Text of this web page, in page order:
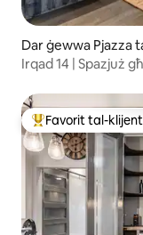
Dar ġewwa Pjazza
Irqad 14 | Spazjuż
Wieħed mill-
Favorit tal-